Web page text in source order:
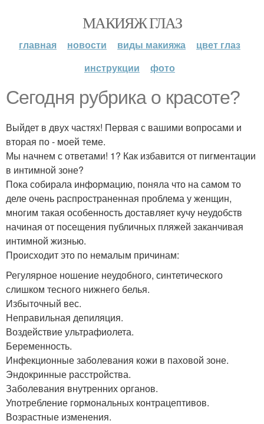
МАКИЯЖ ГЛАЗ
главная новости виды макияжа
цвет глаз
инструкции
фото
Сегодня рубрика о красоте?
Выйдет в двух частях! Первая с вашими вопросами и
вторая по - моей теме.
Мы начнем с ответами! 1? Как избавится от пигментации
в интимной зоне?
Пока собирала информацию, поняла что на самом то
деле очень распространенная проблема у женщин,
многим такая особенность доставляет кучу неудобств
начиная от посещения публичных пляжей заканчивая
интимной жизнью.
Происходит это по немалым причинам:
Регулярное ношение неудобного, синтетического
слишком тесного нижнего белья.
Избыточный вес.
Неправильная депиляция.
Воздействие ультрафиолета.
Беременность.
Инфекционные заболевания кожи в паховой зоне.
Эндокринные расстройства.
Заболевания внутренних органов.
Употребление гормональных контрацептивов.
Возрастные изменения.